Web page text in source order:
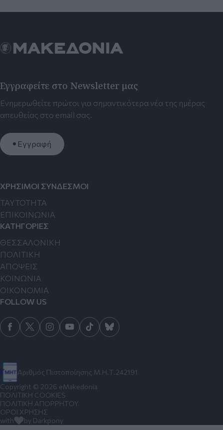
Εγγραφείτε στο Newsletter μας
Ενημερωθείτε πρώτοι για σημαντικότερα νέα της ημέρας
απευθείας στο email σας.
Εγγραφή
Αριθμός Πιστοποίησης Μ.Η.Τ.242191
ΧΡΗΣΙΜΟΙ ΣΥΝΔΕΣΜΟΙ
TAYTOTHTA
ΕΠΙΚΟΙΝΩΝΙΑ
ΚΑΤΗΓΟΡΙΕΣ
ΘΕΣΣΑΛΟΝΙΚΗ
ΠΟΛΙΤΙΚΗ
ΑΠΟΨΕΙΣ
ΚΟΙΝΩΝΙΑ
ΟΙΚΟΝΟΜΙΑ
FOLLOW US
Copyright © 2026 eMakedonia
ΠΟΛΙΤΙΚΗ COOKIES
ΠΟΛΙΤΙΚΗ ΑΠΟΡΡΗΤΟΥ
ΟΡΟΙ ΧΡΗΣΗΣ
with
by Darkpony